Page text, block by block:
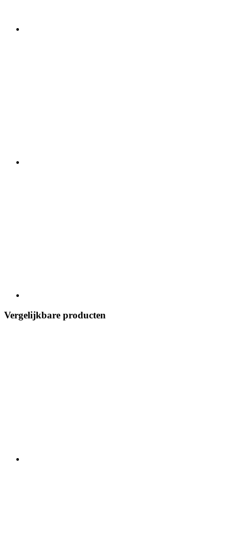
Vergelijkbare producten